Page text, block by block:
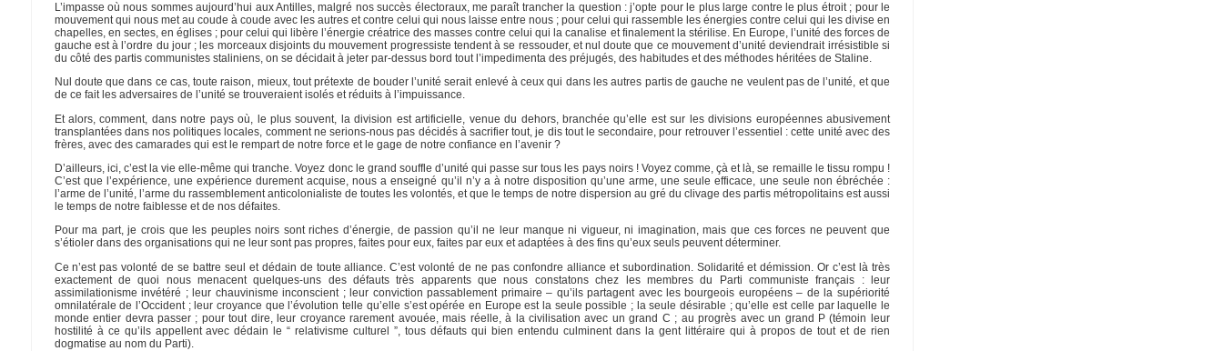
L’impasse où nous sommes aujourd’hui aux Antilles, malgré nos succès électoraux, me paraît trancher la question : j’opte pour le plus large contre le plus étroit ; pour le
mouvement qui nous met au coude à coude avec les autres et contre celui qui nous laisse entre nous ; pour celui qui rassemble les énergies contre celui qui les divise en
chapelles, en sectes, en églises ; pour celui qui libère l’énergie créatrice des masses contre celui qui la canalise et finalement la stérilise. En Europe, l’unité des forces de
gauche est à l’ordre du jour ; les morceaux disjoints du mouvement progressiste tendent à se ressouder, et nul doute que ce mouvement d’unité deviendrait irrésistible si
du côté des partis communistes staliniens, on se décidait à jeter par-dessus bord tout l’impedimenta des préjugés, des habitudes et des méthodes héritées de Staline.
Nul doute que dans ce cas, toute raison, mieux, tout prétexte de bouder l’unité serait enlevé à ceux qui dans les autres partis de gauche ne veulent pas de l’unité, et que
de ce fait les adversaires de l’unité se trouveraient isolés et réduits à l’impuissance.
Et alors, comment, dans notre pays où, le plus souvent, la division est artificielle, venue du dehors, branchée qu’elle est sur les divisions européennes abusivement
transplantées dans nos politiques locales, comment ne serions-nous pas décidés à sacrifier tout, je dis tout le secondaire, pour retrouver l’essentiel : cette unité avec des
frères, avec des camarades qui est le rempart de notre force et le gage de notre confiance en l’avenir ?
D’ailleurs, ici, c’est la vie elle-même qui tranche. Voyez donc le grand souffle d’unité qui passe sur tous les pays noirs ! Voyez comme, çà et là, se remaille le tissu rompu !
C’est que l’expérience, une expérience durement acquise, nous a enseigné qu’il n’y a à notre disposition qu’une arme, une seule efficace, une seule non ébréchée :
l’arme de l’unité, l’arme du rassemblement anticolonialiste de toutes les volontés, et que le temps de notre dispersion au gré du clivage des partis métropolitains est aussi
le temps de notre faiblesse et de nos défaites.
Pour ma part, je crois que les peuples noirs sont riches d’énergie, de passion qu’il ne leur manque ni vigueur, ni imagination, mais que ces forces ne peuvent que
s’étioler dans des organisations qui ne leur sont pas propres, faites pour eux, faites par eux et adaptées à des fins qu’eux seuls peuvent déterminer.
Ce n’est pas volonté de se battre seul et dédain de toute alliance. C’est volonté de ne pas confondre alliance et subordination. Solidarité et démission. Or c’est là très
exactement de quoi nous menacent quelques-uns des défauts très apparents que nous constatons chez les membres du Parti communiste français : leur
assimilationisme invétéré ; leur chauvinisme inconscient ; leur conviction passablement primaire – qu’ils partagent avec les bourgeois européens – de la supériorité
omnilatérale de l’Occident ; leur croyance que l’évolution telle qu’elle s’est opérée en Europe est la seule possible ; la seule désirable ; qu’elle est celle par laquelle le
monde entier devra passer ; pour tout dire, leur croyance rarement avouée, mais réelle, à la civilisation avec un grand C ; au progrès avec un grand P (témoin leur
hostilité à ce qu’ils appellent avec dédain le “ relativisme culturel ”, tous défauts qui bien entendu culminent dans la gent littéraire qui à propos de tout et de rien
dogmatise au nom du Parti).